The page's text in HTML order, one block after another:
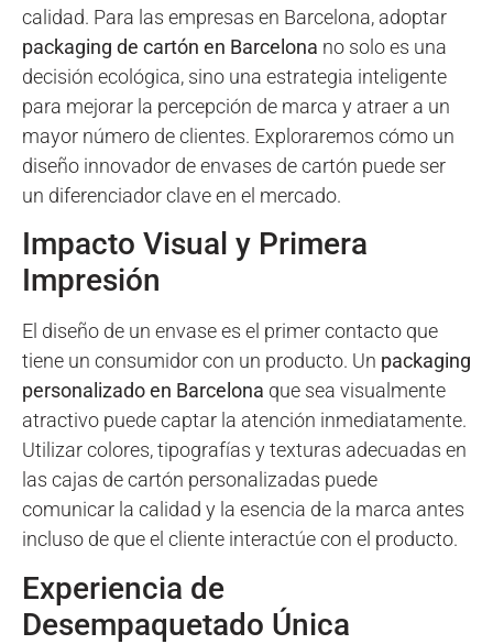
calidad. Para las empresas en Barcelona, adoptar
packaging de cartón en Barcelona no solo es una
decisión ecológica, sino una estrategia inteligente
para mejorar la percepción de marca y atraer a un
mayor número de clientes. Exploraremos cómo un
diseño innovador de envases de cartón puede ser
un diferenciador clave en el mercado.
Impacto Visual y Primera
Impresión
El diseño de un envase es el primer contacto que
tiene un consumidor con un producto. Un packaging
personalizado en Barcelona que sea visualmente
atractivo puede captar la atención inmediatamente.
Utilizar colores, tipografías y texturas adecuadas en
las cajas de cartón personalizadas puede
comunicar la calidad y la esencia de la marca antes
incluso de que el cliente interactúe con el producto.
Experiencia de
Desempaquetado Única